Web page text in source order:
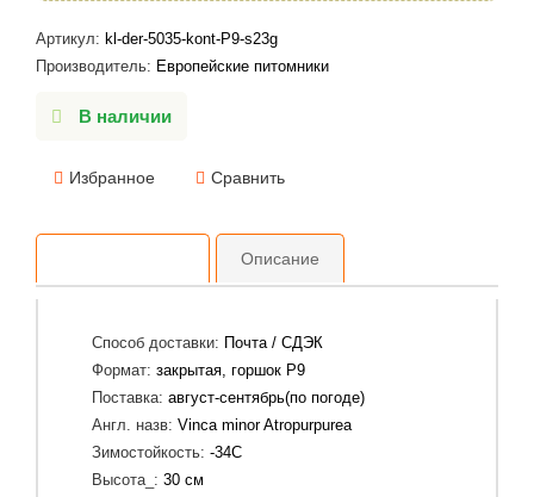
Артикул: kl-der-5035-kont-P9-s23g
Производитель: Европейские питомники
В наличии
Избранное Сравнить
Описание
Способ доставки: Почта / СДЭК
Формат: закрытая, горшок P9
Поставка: август-сентябрь(по погоде)
Англ. назв: Vinca minor Atropurpurea
Зимостойкость: -34C
Высота_: 30 см